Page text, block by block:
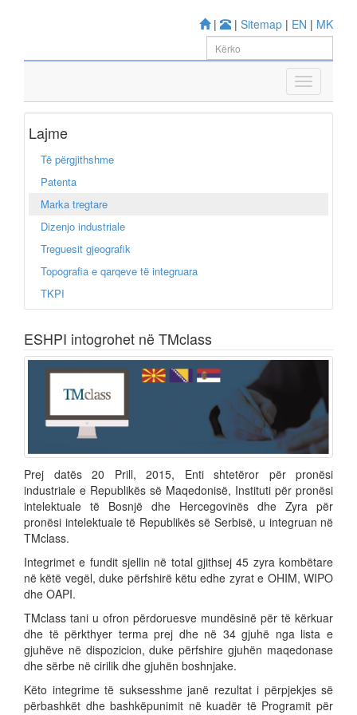
| | Sitemap | EN | MK
Lajme
Të përgjithshme
Patenta
Marka tregtare
Dizenjo industriale
Treguesit gjeografik
Topografia e qarqeve të integruara
TKPI
ESHPI intogrohet në TMclass
Prej datës 20 Prill, 2015, Enti shtetëror për pronësi
industriale e Republikës së Maqedonisë, Instituti për pronësi
intelektuale të Bosnjë dhe Hercegovinës dhe Zyra për
pronësi intelektuale të Republikës së Serbisë, u integruan në
TMclass.
Integrimet e fundit sjellin në total gjithsej 45 zyra kombëtare
në këtë vegël, duke përfshirë këtu edhe zyrat e OHIM, WIPO
dhe OAPI.
TMclass tani u ofron përdoruesve mundësinë për të kërkuar
dhe të përkthyer terma prej dhe në 34 gjuhë nga lista e
gjuhëve në dispozicion, duke përfshire gjuhën maqedonase
dhe sërbe në cirilik dhe gjuhën boshnjake.
Këto integrime të suksesshme janë rezultat i përpjekjes së
përbashkët dhe bashkëpunimit në kuadër të Programit për